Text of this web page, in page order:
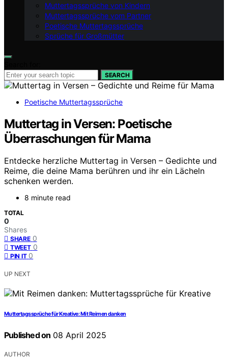
Muttertagssprüche von Kindern
Muttertagssprüche vom Partner
Poetische Muttertagssprüche
Sprüche für Großmütter
SEARCH
Poetische Muttertagssprüche
Muttertag in Versen: Poetische
Überraschungen für Mama
Entdecke herzliche Muttertag in Versen – Gedichte und
Reime, die deine Mama berühren und ihr ein Lächeln
schenken werden.
8 minute read
TOTAL
0
Shares
SHARE 0
TWEET 0
PIN IT 0
UP NEXT
Muttertagssprüche für Kreative: Mit Reimen danken
Published on 08 April 2025
AUTHOR